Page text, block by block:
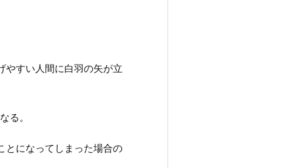
やすい人間に白羽の矢が立
る。
とになってしまった場合の